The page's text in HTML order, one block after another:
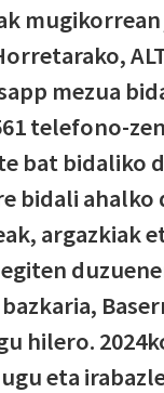
mezua
telefono-
bat bidaliko
bidali ahalko
argazkiak
hilero.
eta